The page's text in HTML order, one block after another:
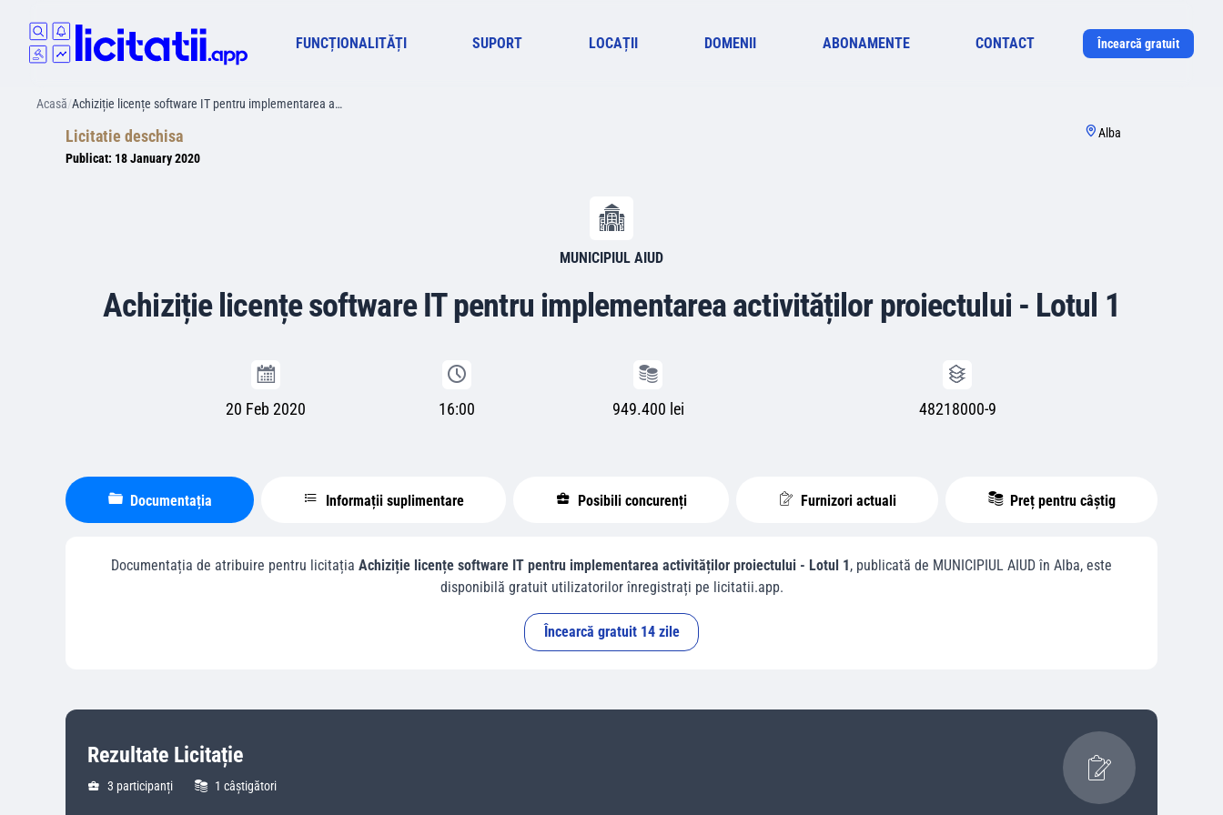
FUNCȚIONALITĂȚI SUPORT LOCAȚII DOMENII ABONAMENTE CONTACT Încearcă gratuit
Acasă/Achiziție licențe software IT pentru implementarea a…
Licitatie deschisa
Publicat: 18 January 2020
Alba
MUNICIPIUL AIUD
Achiziție licențe software IT pentru implementarea activităților proiectului - Lotul 1
20 Feb 2020 16:00 949.400 lei 48218000-9
Documentația Informații suplimentare Posibili concurenți Furnizori actuali Preț pentru câștig
Documentația de atribuire pentru licitația Achiziție licențe software IT pentru implementarea activităților proiectului - Lotul 1, publicată de MUNICIPIUL AIUD în Alba, este
disponibilă gratuit utilizatorilor înregistrați pe licitatii.app.
Încearcă gratuit 14 zile
Rezultate Licitație
3 participanți 1 câștigători